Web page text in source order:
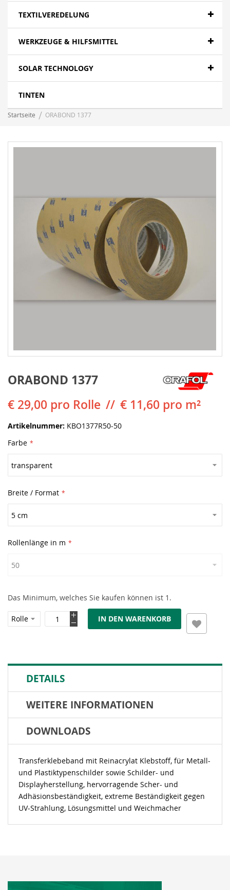
TEXTILVEREDELUNG
WERKZEUGE & HILFSMITTEL
SOLAR TECHNOLOGY
TINTEN
Startseite ORABOND 1377
ORABOND 1377
€ 29,00 pro Rolle € 11,60 pro m²
Artikelnummer KBO1377R50-50
Farbe
Breite / Format
Rollenlänge in m
Das Minimum, welches Sie kaufen können ist 1.
IN DEN WARENKORB
DETAILS
WEITERE INFORMATIONEN
DOWNLOADS
Transferklebeband mit Reinacrylat Klebstoff, für Metall-
und Plastiktypenschilder sowie Schilder- und
Displayherstellung, hervorragende Scher- und
Adhäsionsbeständigkeit, extreme Beständigkeit gegen
UV-Strahlung, Lösungsmittel und Weichmacher